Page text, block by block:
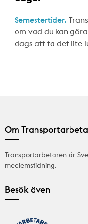
Semestertider.
om vad du kan
dags att ta det lite
Om
Transportarbetaren är
medlemstidning.
Besök även